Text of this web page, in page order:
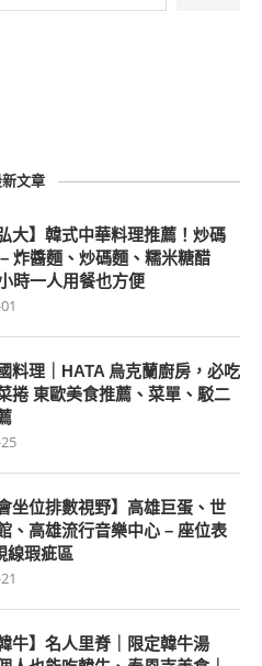
文章
大】韓式中華料理推薦！炒碼
炸醬麵、炒碼麵、糯米糖醋
時一人用餐也方便
料理｜HATA 烏克蘭廚房，必吃
捲 東歐美食推薦、菜單、駁二
坐位排數視野】高雄巨蛋、世
、高雄流行音樂中心 – 座位表
線瑕疵區
牛】名人里脊｜限定韓牛湯